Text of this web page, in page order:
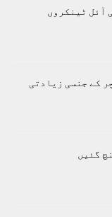
آئل ٹینکروں
ٹیچر کے جنسی زیادتی
گئیں